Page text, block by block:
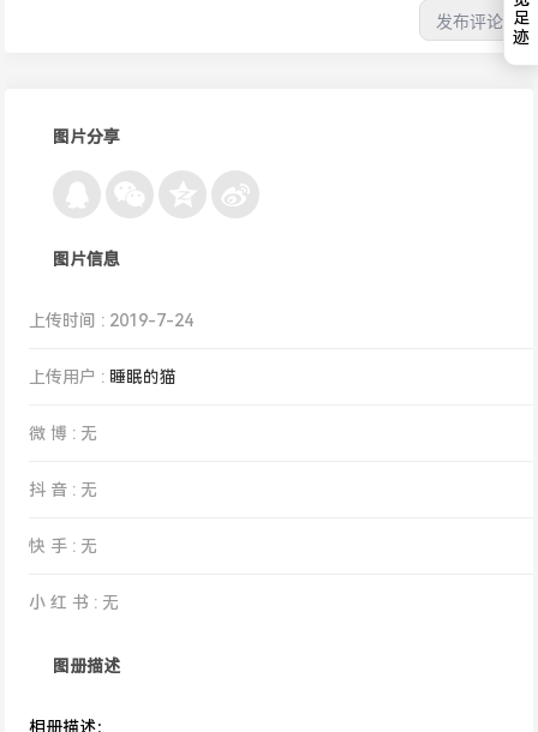
图片分享
图片信息
上传时间 : 2019-7-24
上传用户 : 睡眠的猫
微 博 : 无
抖 音 : 无
快 手 : 无
小 红 书 : 无
图册描述
相册描述：
足
迹